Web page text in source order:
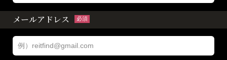
メールアドレス 必須